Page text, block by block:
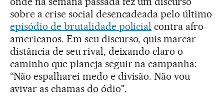
sobre a crise social desencadeada pelo último
episódio de brutalidade policial contra afro-
americanos. Em seu discurso, quis marcar
distância de seu rival, deixando claro o
caminho que planeja seguir na campanha:
“Não espalharei medo e divisão. Não vou
avivar as chamas do ódio".